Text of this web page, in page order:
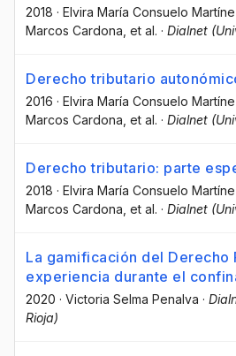
2018 · Elvira María Consuelo
Marcos Cardona , et al. · Dialnet
Derecho tributario
2016 · Elvira María Consuelo
Marcos Cardona , et al. · Dialnet
Derecho tributario: parte
2018 · Elvira María Consuelo
Marcos Cardona , et al. · Dialnet
La gamificación del Derecho
experiencia durante el
2020 · Victoria Selma Penalva ·
Rioja)